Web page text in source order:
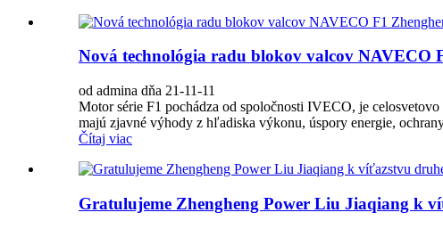
Nová technológia radu blokov valcov NAVECO
od admina dňa 21-11-11
Motor série F1 pochádza od spoločnosti IVECO, je
majú zjavné výhody z hľadiska výkonu, úspory energie,
Čítaj viac
Gratulujeme Zhengheng Power Liu Jiaqiang k